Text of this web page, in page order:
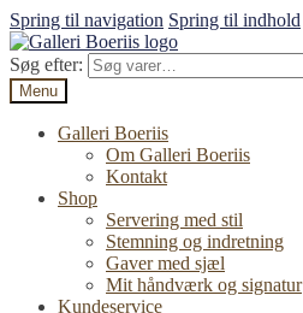
Spring til navigation Spring til indhold
Søg efter:
Menu
Galleri Boeriis
Om Galleri Boeriis
Kontakt
Shop
Servering med stil
Stemning og indretning
Gaver med sjæl
Mit håndværk og signatur
Kundeservice